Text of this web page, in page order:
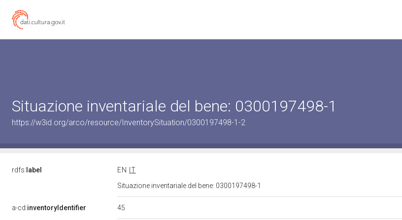
Situazione inventariale del bene: 0300197498-1
https://w3id.org/arco/resource/InventorySituation/0300197498-1-2
rdfs: label EN
IT
Situazione inventariale del bene: 0300197498-1
a-cd:inventoryIdentifier 45